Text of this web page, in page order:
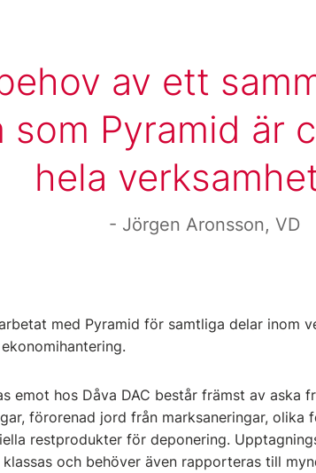
av ett
som Pyramid är
hela
Jörgen Aronsson, VD
med Pyramid för samtliga delar inom
emot hos Dåva DAC består främst av aska
förorenad jord från marksaneringar,
restprodukter för deponering.
och behöver även rapporteras till